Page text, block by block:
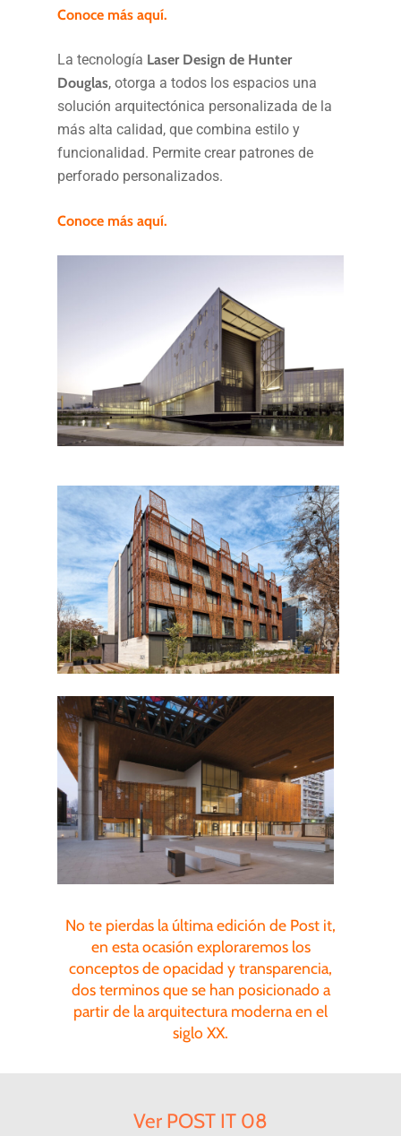
Conoce más aquí.
La tecnología Laser Design de Hunter
Douglas, otorga a todos los espacios una
solución arquitectónica personalizada de la
más alta calidad, que combina estilo y
funcionalidad. Permite crear patrones de
perforado personalizados.
Conoce más aquí.
No te pierdas la última edición de Post it,
en esta ocasión exploraremos los
conceptos de opacidad y transparencia,
dos terminos que se han posicionado a
partir de la arquitectura moderna en el
siglo XX.
Ver POST IT 08